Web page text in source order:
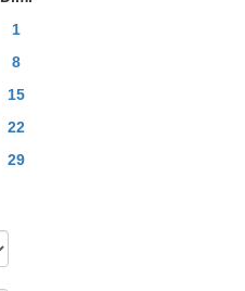
1
8
15
22
29